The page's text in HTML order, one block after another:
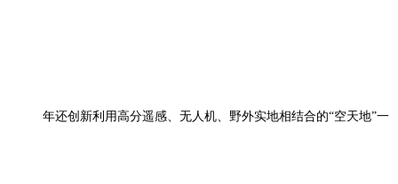
年还创新利用高分遥感、无人机、野外实地相结合的“空天地”一